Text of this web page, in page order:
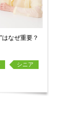
なぜ重要？
シニア